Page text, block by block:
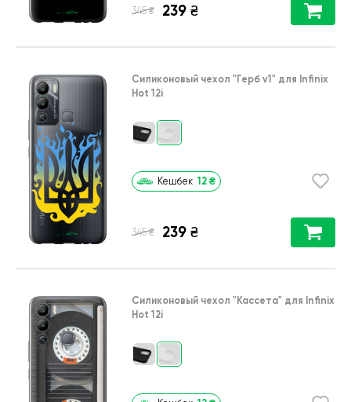
345 ₴ 239 ₴
Силиконовый чехол "Герб v1" для Infinix
Hot 12i
Кешбек 12 ₴
345 ₴ 239 ₴
Силиконовый чехол "Кассета" для Infinix
Hot 12i